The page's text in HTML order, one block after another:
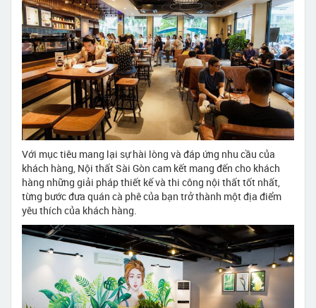
Với mục tiêu mang lại sự hài lòng và đáp ứng nhu cầu của
khách hàng, Nội thất Sài Gòn cam kết mang đến cho khách
hàng những giải pháp thiết kế và thi công nội thất tốt nhất,
từng bước đưa quán cà phê của bạn trở thành một địa điểm
yêu thích của khách hàng.